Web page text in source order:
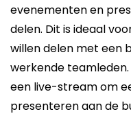
evenementen en
delen. Dit is ideaal
willen delen met een
werkende
een live-stream om
presenteren aan de